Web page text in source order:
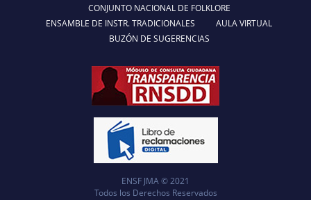
CONJUNTO NACIONAL DE FOLKLORE
ENSAMBLE DE INSTR. TRADICIONALES
AULA VIRTUAL
BUZÓN DE SUGERENCIAS
ENSF JMA © 2021
Todos los Derechos Reservados